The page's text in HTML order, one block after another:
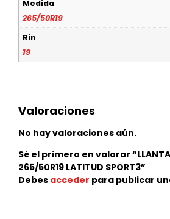
Medida
265/50R19
Rin
19
Valoraciones
No hay valoraciones aún.
Sé el primero en valorar “LLANTA
265/50R19 LATITUD SPORT3”
Debes acceder para publicar